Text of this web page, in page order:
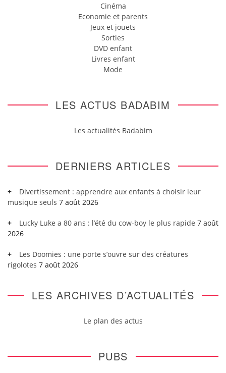
Cinéma
Economie et parents
Jeux et jouets
Sorties
DVD enfant
Livres enfant
Mode
LES ACTUS BADABIM
Les actualités Badabim
DERNIERS ARTICLES
Divertissement : apprendre aux enfants à choisir leur
musique seuls 7 août 2026
Lucky Luke a 80 ans : l’été du cow-boy le plus rapide 7 août
2026
Les Doomies : une porte s’ouvre sur des créatures
rigolotes 7 août 2026
LES ARCHIVES D’ACTUALITÉS
Le plan des actus
PUBS